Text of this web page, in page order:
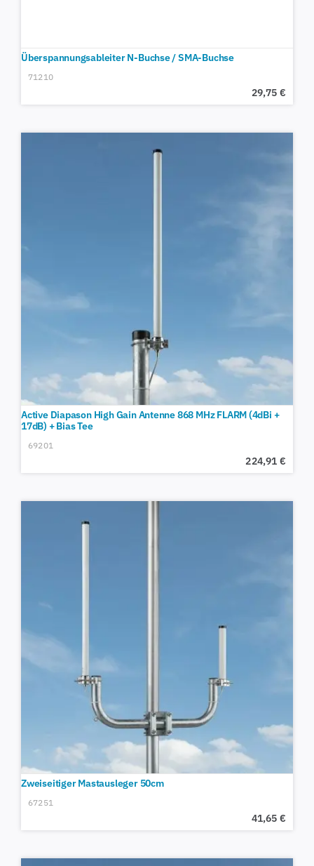
Überspannungsableiter N-Buchse / SMA-Buchse
71210
29,75 €
Active Diapason High Gain Antenne 868 MHz FLARM (4dBi +
17dB) + Bias Tee
69201
224,91 €
Zweiseitiger Mastausleger 50cm
67251
41,65 €